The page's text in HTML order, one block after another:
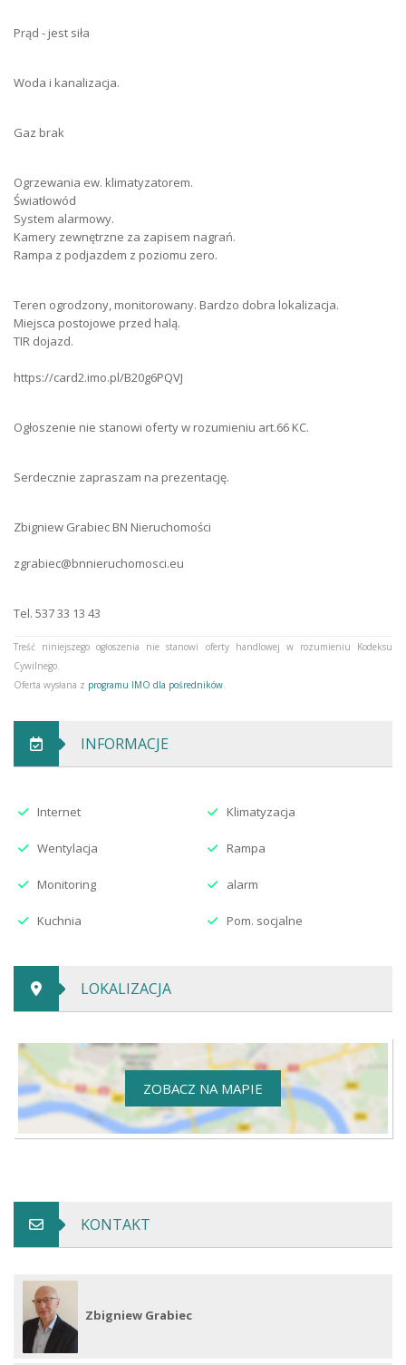
Liczba miejsc parkingowych
Woda
Prąd
Przeznaczenie Obiektu
Typ Drogi
Ogrzewanie
Prąd - jest siła
Woda i kanalizacja.
Gaz brak
Ogrzewania ew. klimatyzatorem.
Światłowód
System alarmowy.
Kamery zewnętrzne za zapisem nagrań.
Rampa z podjazdem z poziomu zero.
Teren ogrodzony, monitorowany. Bardzo dobra lokalizacja.
Miejsca postojowe przed halą.
TIR dojazd.
https://card2.imo.pl/B20g6PQVJ
Ogłoszenie nie stanowi oferty w rozumieniu art.66 KC.
Serdecznie zapraszam na prezentację.
Zbigniew Grabiec BN Nieruchomości
zgrabiec@bnnieruchomosci.eu
Tel. 537 33 13 43
Treść niniejszego ogłoszenia nie stanowi oferty handlowej w rozumieniu Kodeksu
Cywilnego.
Oferta wysłana z programu IMO dla pośredników
INFORMACJE
Internet Klimatyzacja
Wentylacja Rampa
Monitoring alarm
Kuchnia Pom. socjalne
LOKALIZACJA
ZOBACZ NA MAPIE
KONTAKT
Zbigniew Grabiec